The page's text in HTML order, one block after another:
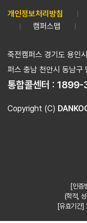
개인정보처리방침
캠퍼스맵
죽전캠퍼스 경기도 용인
퍼스 충남 천안시 동남
통합콜센터 :
Copyright (C)
[인증
(학적,
[유효기